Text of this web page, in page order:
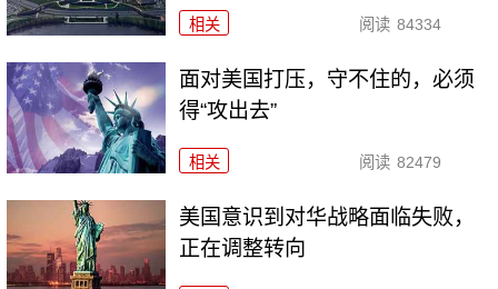
相关 阅读 84334
面对美国打压，守不住的，必须
得“攻出去”
相关 阅读 82479
美国意识到对华战略面临失败，
正在调整转向